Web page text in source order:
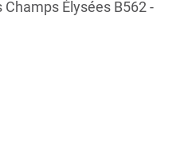
Élysées B562 -